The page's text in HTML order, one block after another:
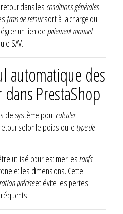
dans les conditions générales
frais de retoursont à la charge du
un lien depaiement manuel
SAV.
automatique des
PrestaShop
de système pourcalculer
selon le poids ou letype de
utilisé pour estimer lestarifs
et les dimensions. Cette
préciseet évite les pertes